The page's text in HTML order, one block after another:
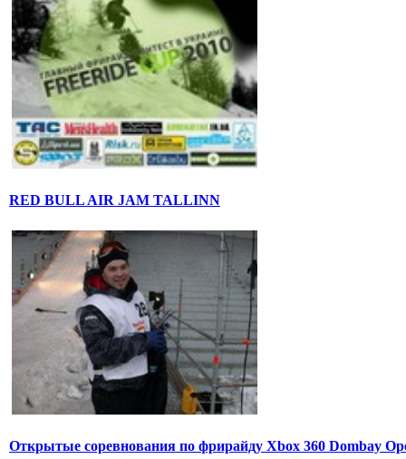
RED BULL AIR JAM TALLINN
Открытые соревнования по фрирайду Xbox 360 Dombay